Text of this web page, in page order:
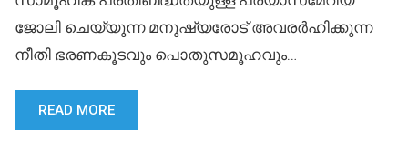
ജോലി ചെയ്യുന്ന മനുഷ്യരോട് അവരർഹിക്കുന്ന
നീതി ഭരണകൂടവും പൊതുസമൂഹവും…
READ MORE